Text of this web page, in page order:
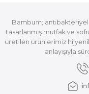
Bambum;
tasarlanmış mutfak ve
üretilen ürünlerimiz
anlayışıyla